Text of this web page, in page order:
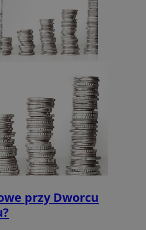
przy Dworcu